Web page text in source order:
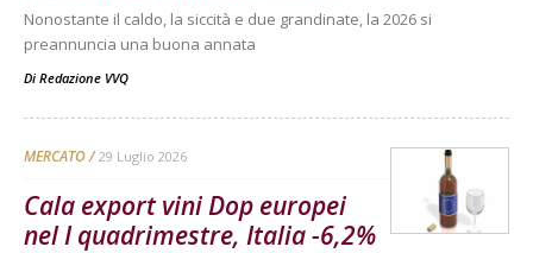
Nonostante il caldo, la siccità e due grandinate, la 2026 si
preannuncia una buona annata
Di Redazione VVQ
MERCATO 29 Luglio 2026
Cala export vini Dop europei
nel I quadrimestre, Italia -6,2%